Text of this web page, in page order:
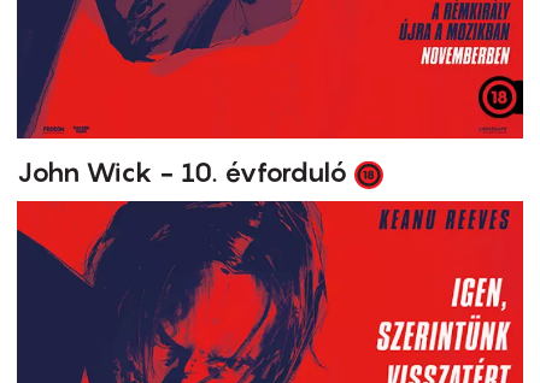
John Wick - 10. évforduló